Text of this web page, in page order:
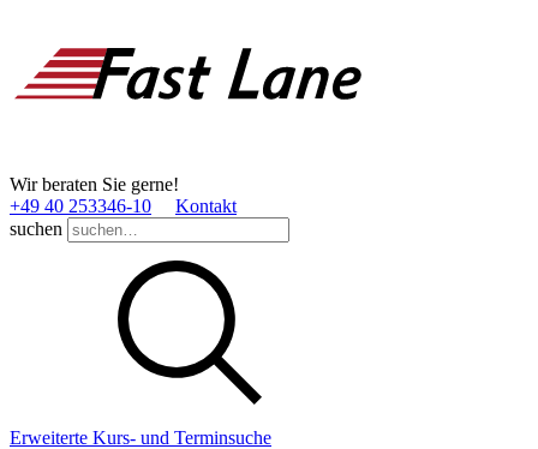
Wir beraten Sie gerne!
+49 40 253346­-10
Kontakt
suchen
Erweiterte Kurs- und Terminsuche